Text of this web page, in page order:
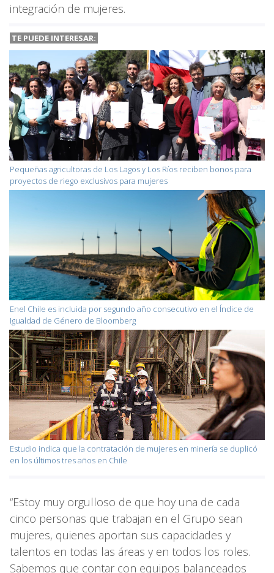
integración de mujeres.
TE PUEDE INTERESAR:
Pequeñas agricultoras de Los Lagos y Los Ríos reciben bonos para
proyectos de riego exclusivos para mujeres
Enel Chile es incluida por segundo año consecutivo en el Índice de
Igualdad de Género de Bloomberg
Estudio indica que la contratación de mujeres en minería se duplicó
en los últimos tres años en Chile
“Estoy muy orgulloso de que hoy una de cada
cinco personas que trabajan en el Grupo sean
mujeres, quienes aportan sus capacidades y
talentos en todas las áreas y en todos los roles.
Sabemos que contar con equipos balanceados